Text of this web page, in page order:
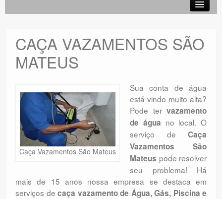
Limpa Fossa
Caça Vazamentos
Galeria De Fotos
Orçamento
Comentários
CAÇA VAZAMENTOS SÃO
MATEUS
Caça Vazamentos São Mateus
Sua conta de água
está vindo muito alta?
Pode ter vazamento
de água no local. O
serviço de Caça
Vazamentos São
Mateus pode resolver
seu problema! Há
mais de 15 anos nossa empresa se destaca em
serviços de caça vazamento de Água, Gás, Piscina e